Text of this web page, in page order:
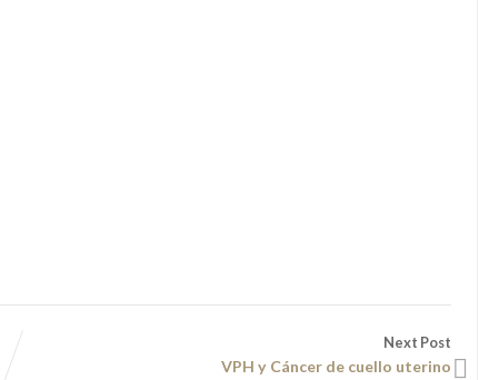
Next Post
VPH y Cáncer de cuello uterino